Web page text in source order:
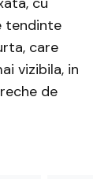
tendinte
care
vizibila, in
de